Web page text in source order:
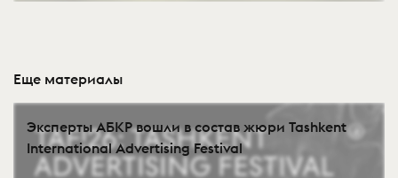
Еще материалы
Эксперты АБКР вошли в состав жюри Tashkent
International Advertising Festival